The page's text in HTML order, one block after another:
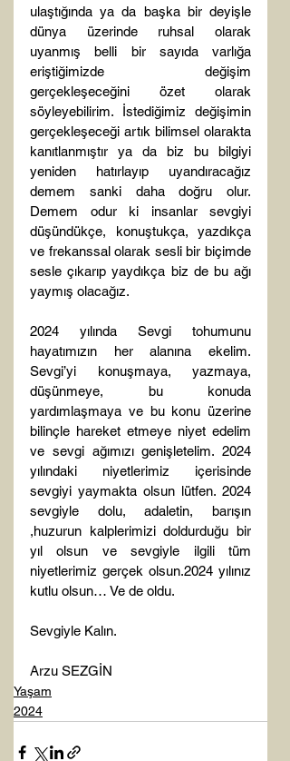
ulaştığında ya da başka bir deyişle
dünya üzerinde ruhsal olarak
uyanmış belli bir sayıda varlığa
eriştiğimizde değişim
gerçekleşeceğini özet olarak
söyleyebilirim. İstediğimiz değişimin
gerçekleşeceği artık bilimsel olarakta
kanıtlanmıştır ya da biz bu bilgiyi
yeniden hatırlayıp uyandıracağız
demem sanki daha doğru olur.
Demem odur ki insanlar sevgiyi
düşündükçe, konuştukça, yazdıkça
ve frekanssal olarak sesli bir biçimde
sesle çıkarıp yaydıkça biz de bu ağı
yaymış olacağız.
2024 yılında Sevgi tohumunu
hayatımızın her alanına ekelim.
Sevgi’yi konuşmaya, yazmaya,
düşünmeye, bu konuda
yardımlaşmaya ve bu konu üzerine
bilinçle hareket etmeye niyet edelim
ve sevgi ağımızı genişletelim. 2024
yılındaki niyetlerimiz içerisinde
sevgiyi yaymakta olsun lütfen. 2024
sevgiyle dolu, adaletin, barışın
,huzurun kalplerimizi doldurduğu bir
yıl olsun ve sevgiyle ilgili tüm
niyetlerimiz gerçek olsun.2024 yılınız
kutlu olsun… Ve de oldu.
Sevgiyle Kalın.
Arzu SEZGİN
Yaşam
2024